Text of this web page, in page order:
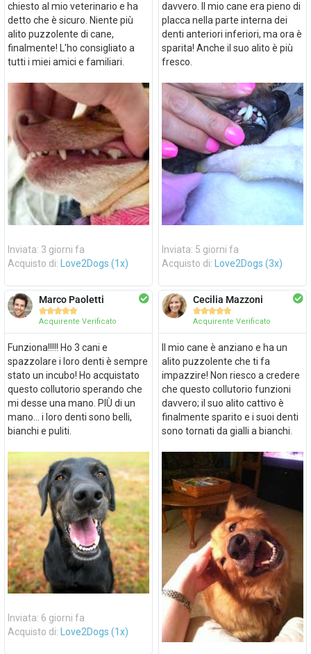
chiesto al mio veterinario e ha
detto che è sicuro. Niente più
alito puzzolente di cane,
finalmente! L'ho consigliato a
tutti i miei amici e familiari.
Inviata: 3 giorni fa
Acquisto di: Love2Dogs (1x)
Marco Paoletti

Acquirente Verificato
Funziona!!!!! Ho 3 cani e
spazzolare i loro denti è sempre
stato un incubo! Ho acquistato
questo collutorio sperando che
mi desse una mano. PIÙ di un
mano... i loro denti sono belli,
bianchi e puliti.
Inviata: 6 giorni fa
Acquisto di: Love2Dogs (1x)
davvero. Il mio cane era pieno di
placca nella parte interna dei
denti anteriori inferiori, ma ora è
sparita! Anche il suo alito è più
fresco.
Inviata: 5 giorni fa
Acquisto di: Love2Dogs (3x)
Cecilia Mazzoni

Acquirente Verificato
Il mio cane è anziano e ha un
alito puzzolente che ti fa
impazzire! Non riesco a credere
che questo collutorio funzioni
davvero; il suo alito cattivo è
finalmente sparito e i suoi denti
sono tornati da gialli a bianchi.